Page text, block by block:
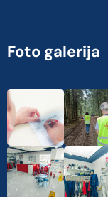
Foto galerija